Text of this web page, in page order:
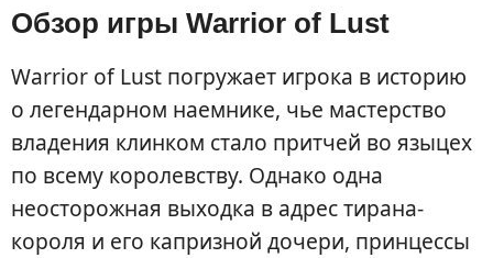
Обзор игры Warrior of Lust
Warrior of Lust погружает игрока в историю
о легендарном наемнике, чье мастерство
владения клинком стало притчей во языцех
по всему королевству. Однако одна
неосторожная выходка в адрес тирана-
короля и его капризной дочери, принцессы